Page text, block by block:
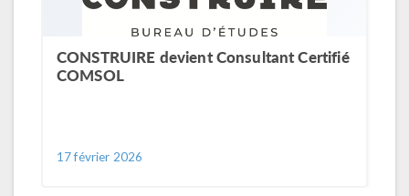
CONSTRUIRE devient Consultant Certifié
COMSOL
17 février 2026